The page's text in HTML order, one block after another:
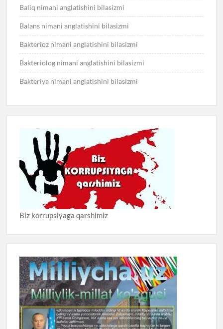
Baliq nimani anglatishini bilasizmi
Balans nimani anglatishini bilasizmi
Bakterioz nimani anglatishini bilasizmi
Bakteriolog nimani anglatishini bilasizmi
Bakteriya nimani anglatishini bilasizmi
Biz korrupsiyaga qarshimiz